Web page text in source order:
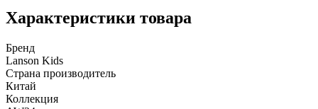
Характеристики товара
Бренд
Lanson Kids
Страна производитель
Китай
Коллекция